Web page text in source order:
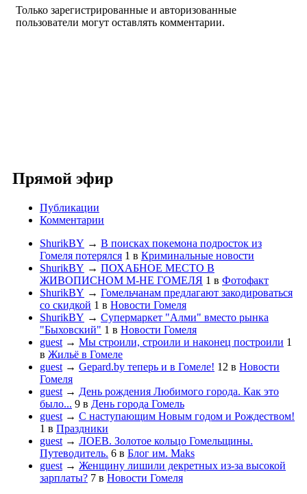
Только зарегистрированные и авторизованные
пользователи могут оставлять комментарии.
Прямой эфир
Публикации
Комментарии
ShurikBY → В поисках покемона подросток из
Гомеля потерялся 1 в Криминальные новости
ShurikBY → ПОХАБНОЕ МЕСТО В
ЖИВОПИСНОМ М-НЕ ГОМЕЛЯ 1 в Фотофакт
ShurikBY → Гомельчанам предлагают закодироваться
со скидкой 1 в Новости Гомеля
ShurikBY → Супермаркет "Алми" вместо рынка
"Быховский" 1 в Новости Гомеля
guest → Мы строили, строили и наконец построили 1
в Жильё в Гомеле
guest → Gepard.by теперь и в Гомеле! 12 в Новости
Гомеля
guest → День рождения Любимого города. Как это
было... 9 в День города Гомель
guest → С наступающим Новым годом и Рождеством!
1 в Праздники
guest → ЛОЕВ. Золотое кольцо Гомельщины.
Путеводитель. 6 в Блог им. Maks
guest → Женщину лишили декретных из-за высокой
зарплаты? 7 в Новости Гомеля